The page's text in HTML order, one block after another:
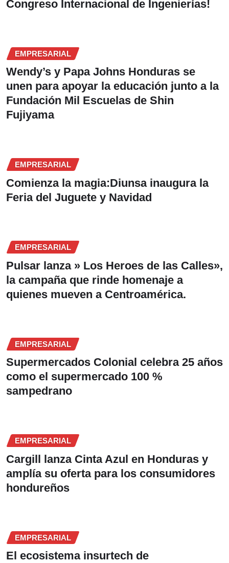
Congreso Internacional de Ingenierías!
EMPRESARIAL
Wendy’s y Papa Johns Honduras se
unen para apoyar la educación junto a la
Fundación Mil Escuelas de Shin
Fujiyama
EMPRESARIAL
Comienza la magia:Diunsa inaugura la
Feria del Juguete y Navidad
EMPRESARIAL
Pulsar lanza » Los Heroes de las Calles»,
la campaña que rinde homenaje a
quienes mueven a Centroamérica.
EMPRESARIAL
Supermercados Colonial celebra 25 años
como el supermercado 100 %
sampedrano
EMPRESARIAL
Cargill lanza Cinta Azul en Honduras y
amplía su oferta para los consumidores
hondureños
EMPRESARIAL
El ecosistema insurtech de